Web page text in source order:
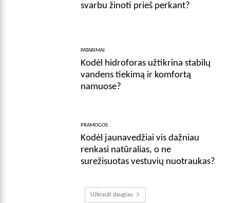
svarbu žinoti prieš perkant?
PATARIMAI
Kodėl hidroforas užtikrina stabilų
vandens tiekimą ir komfortą
namuose?
PRAMOGOS
Kodėl jaunavedžiai vis dažniau
renkasi natūralias, o ne
surežisuotas vestuvių nuotraukas?
Užkrauti daugiau